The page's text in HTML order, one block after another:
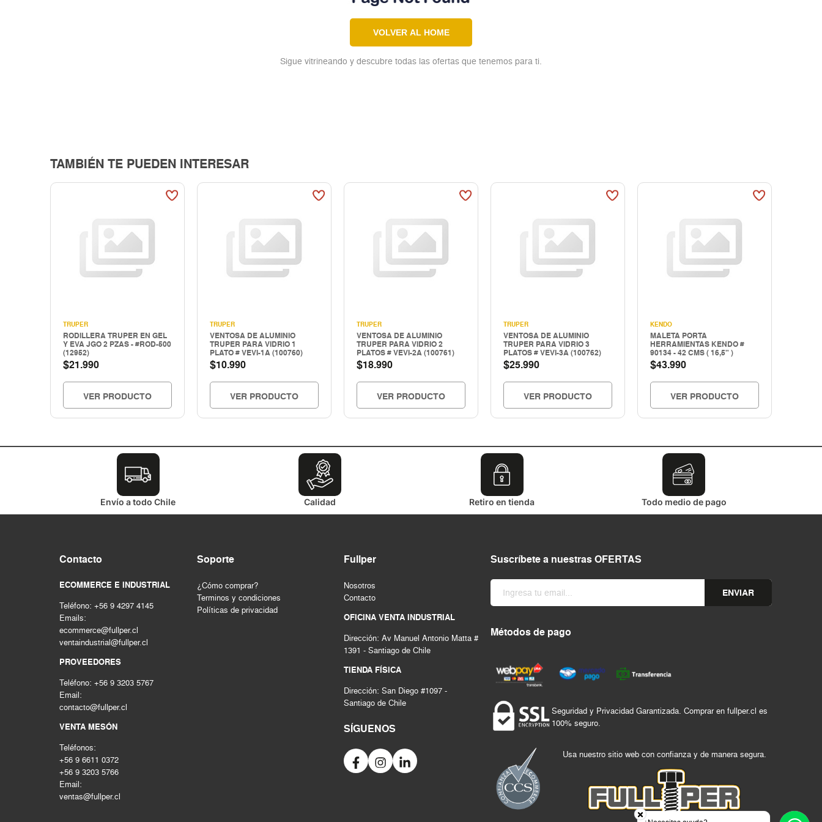
VOLVER AL HOME
Sigue vitrineando y descubre todas las ofertas que tenemos para ti.
TAMBIÉN TE PUEDEN INTERESAR
TRUPER
RODILLERA TRUPER EN GEL
Y EVA JGO 2 PZAS - #ROD-500
(12952)
$21.990
VER PRODUCTO
TRUPER
VENTOSA DE ALUMINIO
TRUPER PARA VIDRIO 1
PLATO # VEVI-1A (100760)
$10.990
VER PRODUCTO
TRUPER
VENTOSA DE ALUMINIO
TRUPER PARA VIDRIO 2
PLATOS # VEVI-2A (100761)
$18.990
VER PRODUCTO
TRUPER
VENTOSA DE ALUMINIO
TRUPER PARA VIDRIO 3
PLATOS # VEVI-3A (100762)
$25.990
VER PRODUCTO
KENDO
MALETA PORTA
HERRAMIENTAS KENDO #
90134 - 42 CMS ( 16,5" )
$43.990
VER PRODUCTO
Envío a todo Chile Calidad Retiro en tienda Todo medio de pago
Contacto
ECOMMERCE E INDUSTRIAL
Teléfono: +56 9 4297 4145
Emails:
ecommerce@fullper.cl
ventaindustrial@fullper.cl
PROVEEDORES
Teléfono: +56 9 3203 5767
Email:
contacto@fullper.cl
VENTA MESÓN
Teléfonos:
+56 9 6611 0372
+56 9 3203 5766
Email:
ventas@fullper.cl
Soporte
¿Cómo comprar?
Terminos y condiciones
Políticas de privacidad
Fullper
Nosotros
Contacto
OFICINA VENTA INDUSTRIAL
Dirección: Av Manuel Antonio Matta #
1391 - Santiago de Chile
TIENDA FÍSICA
Dirección: San Diego #1097 -
Santiago de Chile
SÍGUENOS
Suscríbete a nuestras OFERTAS
ENVIAR
Métodos de pago
Seguridad y Privacidad Garantizada. Comprar en fullper.cl es
100% seguro.
Usa nuestro sitio web con confianza y de manera segura.